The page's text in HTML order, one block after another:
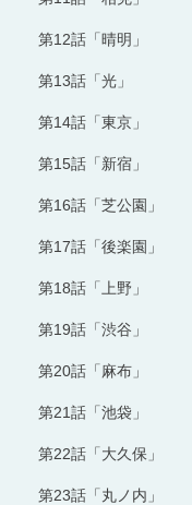
第12話「晴明」
第13話「光」
第14話「東京」
第15話「新宿」
第16話「芝公園」
第17話「後楽園」
第18話「上野」
第19話「渋谷」
第20話「麻布」
第21話「池袋」
第22話「大久保」
第23話「丸ノ内」